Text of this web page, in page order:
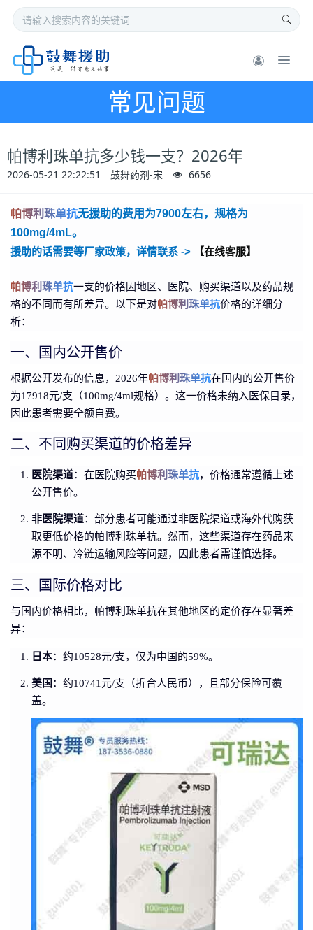
常见问题
帕博利珠单抗多少钱一支？2026年
2026-05-21 22:22:51 鼓舞药剂-宋 6656
帕博利珠单抗无援助的费用为7900左右，规格为
100mg/4mL。
援助的话需要等厂家政策，详情联系 ->
【在线客服】
帕博利珠单抗一支的价格因地区、医院、购买渠道以及药品规
格的不同而有所差异。以下是对帕博利珠单抗价格的详细分
析：
一、国内公开售价
根据公开发布的信息，2026年帕博利珠单抗在国内的公开售价
为17918元/支（100mg/4ml规格）。这一价格未纳入医保目录，
因此患者需要全额自费。
二、不同购买渠道的价格差异
医院渠道：在医院购买帕博利珠单抗，价格通常遵循上述
公开售价。
非医院渠道：部分患者可能通过非医院渠道或海外代购获
取更低价格的帕博利珠单抗。然而，这些渠道存在药品来
源不明、冷链运输风险等问题，因此患者需谨慎选择。
三、国际价格对比
与国内价格相比，帕博利珠单抗在其他地区的定价存在显著差
异：
日本：约10528元/支，仅为中国的59%。
美国：约10741元/支（折合人民币），且部分保险可覆
盖。